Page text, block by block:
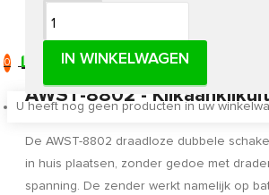
0
U heeft nog geen producten in uw
IN WINKELWAGEN
Draadloze wandschakelaar
AWST-8802 -
De AWST-8802 draadloze dubbele
in huis plaatsen, zonder gedoe met
spanning. De zender werkt namelijk op